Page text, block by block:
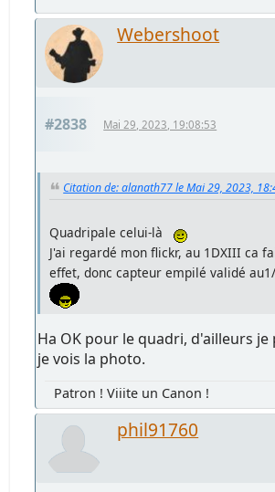
Webershoot
#2838 Mai 29, 2023, 19:08:53
Citation de: alanath77 le Mai 29, 2023,
Quadripale celui-là
J'ai regardé mon flickr, au 1DXIII ca
effet, donc capteur empilé validé au1/
Ha OK pour le quadri, d'ailleurs
je vois la photo.
Patron ! Viiite un Canon !
phil91760